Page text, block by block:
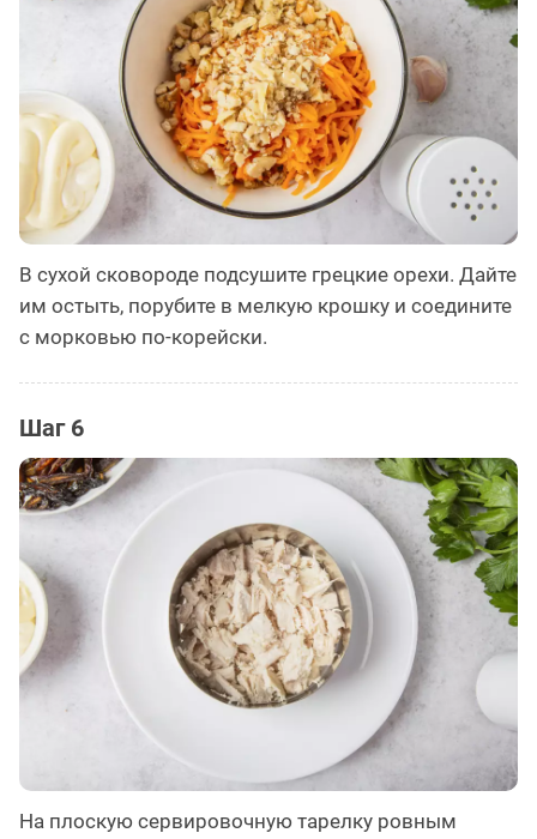
В сухой сковороде подсушите грецкие орехи. Дайте
им остыть, порубите в мелкую крошку и соедините
с морковью по-корейски.
Шаг 6
На плоскую сервировочную тарелку ровным